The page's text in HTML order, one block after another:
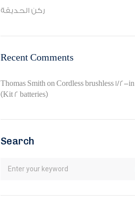
ركن الحديقة
Recent Comments
Thomas SmithonCordless brushless 1/2-in
(Kit 2 batteries)
Search